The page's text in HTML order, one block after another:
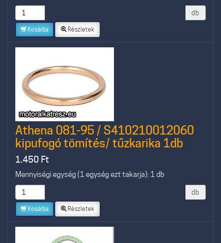
db
Kosárba Részletek
Athena 081-95 / S410210012060
kipufogó tömítés/ tűzkarika 1db
1.450 Ft
Mennyiségi egység (1 egység ezt takarja): 1 db
db
Kosárba Részletek